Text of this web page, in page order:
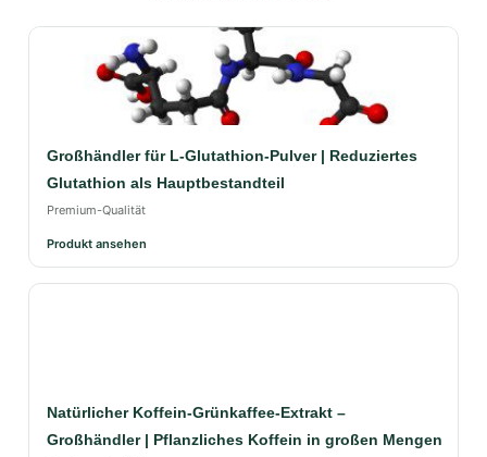
Großhändler für L-Glutathion-Pulver | Reduziertes
Glutathion als Hauptbestandteil
Premium-Qualität
Produkt ansehen
Natürlicher Koffein-Grünkaffee-Extrakt –
Großhändler | Pflanzliches Koffein in großen Mengen